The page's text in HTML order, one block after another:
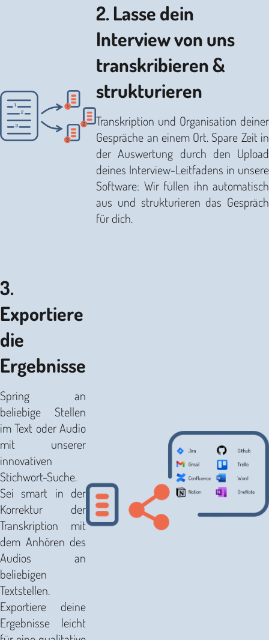
2. Lasse dein
Interview von uns
transkribieren &
strukturieren
Transkription und Organisation deiner
Gespräche an einem Ort. Spare Zeit in
der Auswertung durch den Upload
deines Interview-Leitfadens in unsere
Software: Wir füllen ihn automatisch
aus und strukturieren das Gespräch
für dich.
3.
Exportiere
die
Ergebnisse
Spring an
beliebige Stellen
im Text oder Audio
mit unserer
innovativen
Stichwort-Suche.
Sei smart in der
Korrektur der
Transkription mit
dem Anhören des
Audios an
beliebigen
Textstellen.
Exportiere deine
Ergebnisse leicht